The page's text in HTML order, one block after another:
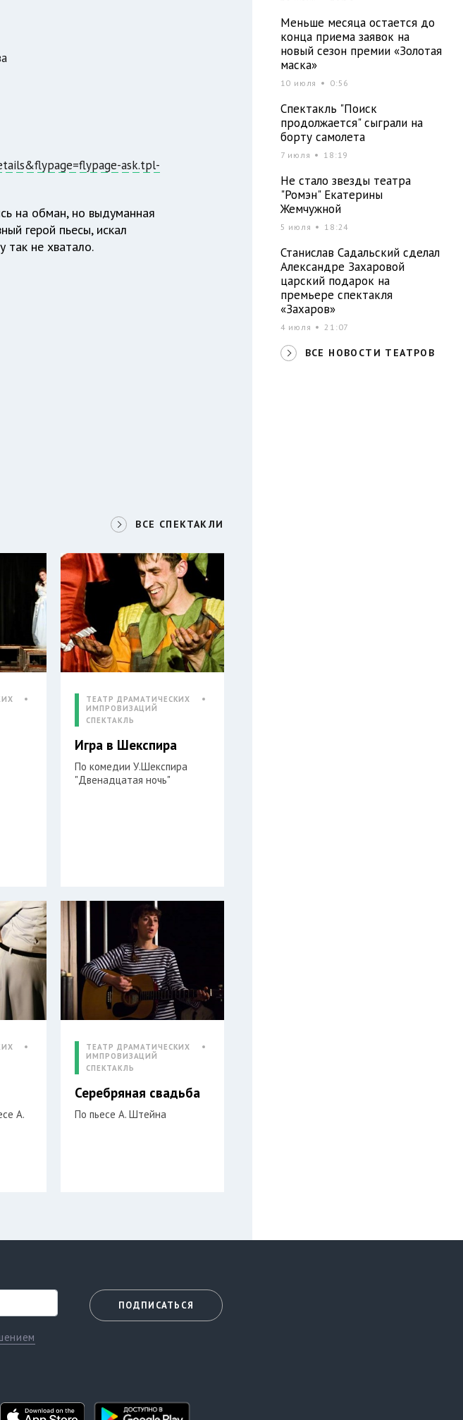
ask.tpl-
на обман, но выдуманная
герой пьесы, искал
не хватало.
ВСЕ СПЕКТАКЛИ
ТЕАТР ДРАМАТИЧЕСКИХ
ИМПРОВИЗАЦИЙ
СПЕКТАКЛЬ
Игра в Шекспира
По комедии У.Шекспира
"Двенадцатая ночь"
А.
ТЕАТР ДРАМАТИЧЕСКИХ
ИМПРОВИЗАЦИЙ
СПЕКТАКЛЬ
Серебряная свадьба
По пьесе А. Штейна
Меньше месяца остается до
конца приема заявок на
новый сезон премии «Золотая
маска»
10 июля 0:56
Спектакль "Поиск
продолжается" сыграли на
борту самолета
7 июля 18:19
Не стало звезды театра
"Ромэн" Екатерины
Жемчужной
5 июля 18:24
Станислав Садальский сделал
Александре Захаровой
царский подарок на
премьере спектакля
«Захаров»
4 июля 21:07
ВСЕ НОВОСТИ ТЕАТРОВ
ПОДПИСАТЬСЯ